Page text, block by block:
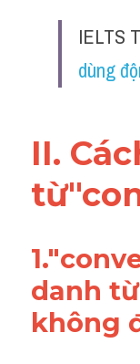
IELTS
dùng
II.
1."
danh
không